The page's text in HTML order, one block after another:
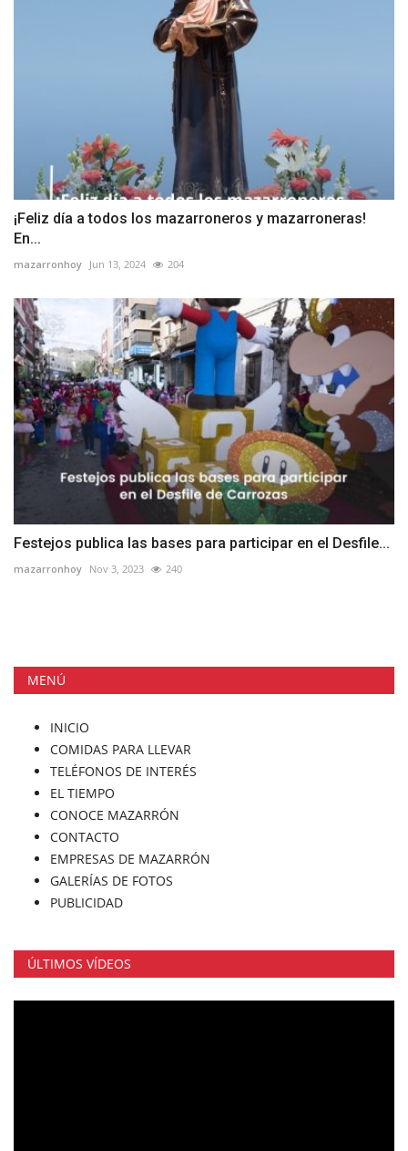
¡Feliz día a todos los mazarroneros y mazarroneras!
En...
mazarronhoy Jun 13, 2024 204
Festejos publica las bases para participar en el Desfile...
mazarronhoy Nov 3, 2023 240
MENÚ
INICIO
COMIDAS PARA LLEVAR
TELÉFONOS DE INTERÉS
EL TIEMPO
CONOCE MAZARRÓN
CONTACTO
EMPRESAS DE MAZARRÓN
GALERÍAS DE FOTOS
PUBLICIDAD
ÚLTIMOS VÍDEOS